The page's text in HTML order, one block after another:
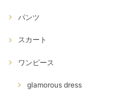
パンツ
スカート
ワンピース
glamorous dress